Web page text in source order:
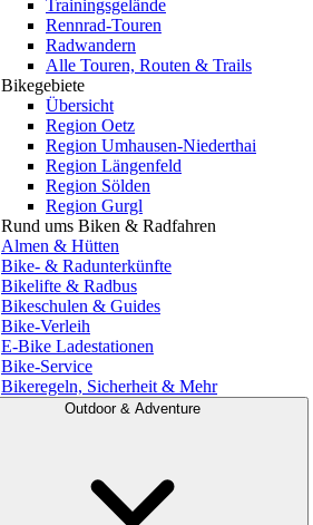
Trainingsgelände
Rennrad-Touren
Radwandern
Alle Touren, Routen & Trails
Bikegebiete
Übersicht
Region Oetz
Region Umhausen-Niederthai
Region Längenfeld
Region Sölden
Region Gurgl
Rund ums Biken & Radfahren
Almen & Hütten
Bike- & Radunterkünfte
Bikelifte & Radbus
Bikeschulen & Guides
Bike-Verleih
E-Bike Ladestationen
Bike-Service
Bikeregeln, Sicherheit & Mehr
Outdoor & Adventure